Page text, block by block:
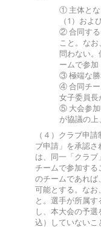
① 主体とな
（1）およ
② 合同する
こと。な
問わない
ームで参加
③ 極端な勝
④ 合同チー
女子委員長
⑤ 大会参加
が協議の上
（４）クラブ申
ブ申請」を承認
は、同一「クラ
チームで参加する
のチームであれば
可能とする。なお
と。選手が所属
し、本大会の予
込）していないこ